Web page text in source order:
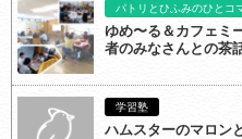
パトリとひふみのひとコ
ゆめ〜る＆カフェミ
者のみなさんとの茶
学習塾
ハムスターのマロン